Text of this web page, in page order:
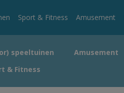
Sport & Fitness Amusement
speeltuinen Amusement
& Fitness